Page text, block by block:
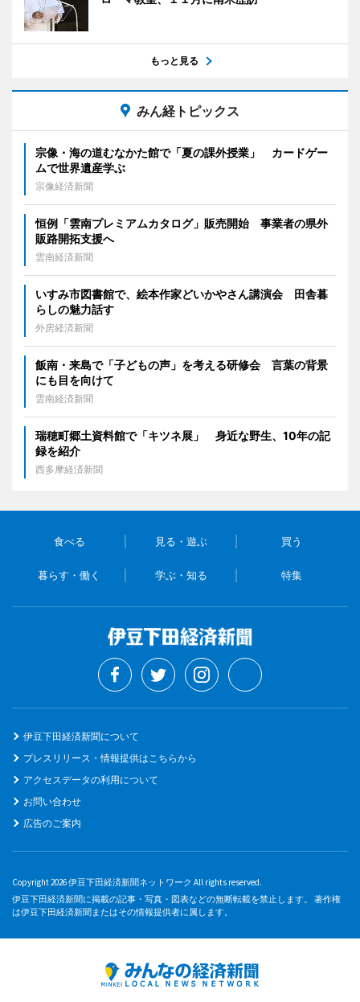
もっと見る
みん経トピックス
宗像・海の道むなかた館で「夏の課外授業」 カードゲー
ムで世界遺産学ぶ
宗像経済新聞
恒例「雲南プレミアムカタログ」販売開始 事業者の県外
販路開拓支援へ
雲南経済新聞
いすみ市図書館で、絵本作家どいかやさん講演会 田舎暮
らしの魅力話す
外房経済新聞
飯南・来島で「子どもの声」を考える研修会 言葉の背景
にも目を向けて
雲南経済新聞
瑞穂町郷土資料館で「キツネ展」 身近な野生、10年の記
録を紹介
西多摩経済新聞
食べる 見る・遊ぶ 買う
暮らす・働く 学ぶ・知る 特集
伊豆下田経済新聞について
プレスリリース・情報提供はこちらから
アクセスデータの利用について
お問い合わせ
広告のご案内
Copyright 2026 伊豆下田経済新聞ネットワーク All rights reserved.
伊豆下田経済新聞に掲載の記事・写真・図表などの無断転載を禁止します。 著作権
は伊豆下田経済新聞またはその情報提供者に属します。